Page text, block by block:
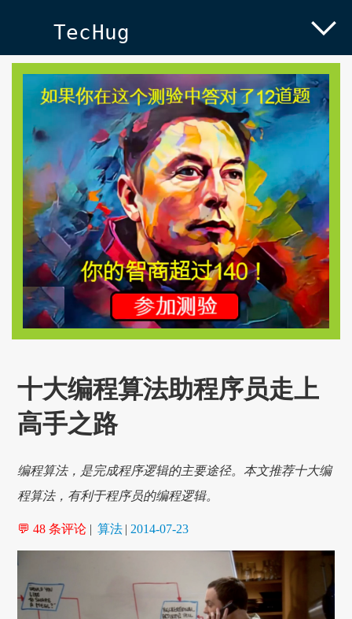
TecHug
十大编程算法助程序员走上
高手之路
编程算法，是完成程序逻辑的主要途径。本文推荐十大编
程算法，有利于程序员的编程逻辑。
💬 48 条评论 | 算法 | 2014-07-23